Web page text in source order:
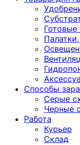
Готовые
Способы
Серые
Черные
Работа
Курьер
Склад